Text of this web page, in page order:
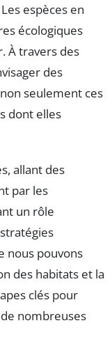
Les espèces en
écologiques
À travers des
des
seulement ces
dont elles
allant des
par les
un rôle
nous pouvons
des habitats et la
clés pour
nombreuses